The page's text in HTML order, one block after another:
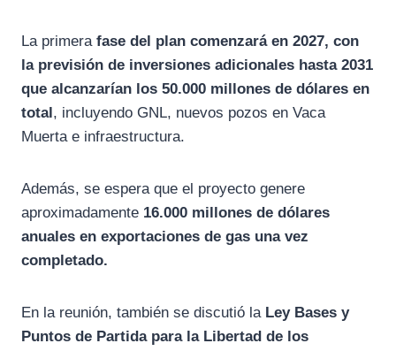
La primerafase del plan comenzará en 2027, con
la previsión de inversiones adicionales hasta 2031
que alcanzarían los 50.000 millones de dólares en
total, incluyendo GNL, nuevos pozos en Vaca
Muerta e infraestructura.
Además, se espera que el proyecto genere
aproximadamente 16.000 millones de dólares
anuales en exportaciones de gas una vez
completado.
En la reunión, también se discutió laLey Bases y
Puntos de Partida para la Libertad de los